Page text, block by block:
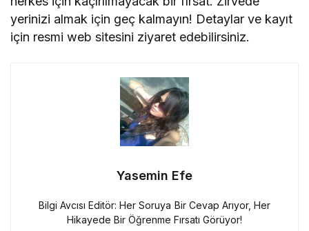
yerinizi almak için geç kalmayın! Detaylar ve kayıt
için resmi web sitesini ziyaret edebilirsiniz.
Yasemin Efe
Bilgi Avcısı Editör: Her Soruya Bir Cevap Arıyor, Her
Hikayede Bir Öğrenme Fırsatı Görüyor!